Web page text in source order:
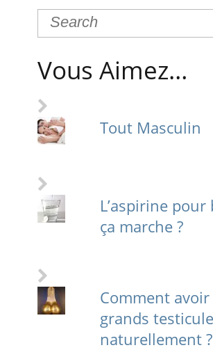
Vous Aimez…
Tout Masculin
L’aspirine
ça marche ?
Comment avoir
grands
naturellement ?